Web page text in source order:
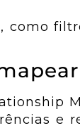
como
e